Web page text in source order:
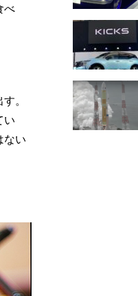
べ
。
い
ない